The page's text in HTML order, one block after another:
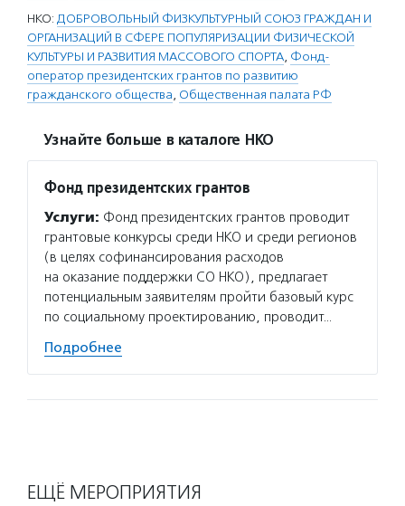
НКО: ДОБРОВОЛЬНЫЙ ФИЗКУЛЬТУРНЫЙ СОЮЗ ГРАЖДАН И
ОРГАНИЗАЦИЙ В СФЕРЕ ПОПУЛЯРИЗАЦИИ ФИЗИЧЕСКОЙ
КУЛЬТУРЫ И РАЗВИТИЯ МАССОВОГО СПОРТА, Фонд-
оператор президентских грантов по развитию
гражданского общества, Общественная палата РФ
Узнайте больше в каталоге НКО
Фонд президентских грантов
Услуги: Фонд президентских грантов проводит
грантовые конкурсы среди НКО и среди регионов
(в целях софинансирования расходов
на оказание поддержки СО НКО), предлагает
потенциальным заявителям пройти базовый курс
по социальному проектированию, проводит…
Подробнее
ЕЩЁ МЕРОПРИЯТИЯ